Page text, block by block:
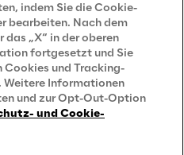
indem Sie die Cookie-
bearbeiten. Nach dem
das „X“ in der oberen
fortgesetzt und Sie
Cookies und Tracking-
Weitere Informationen
und zur Opt-Out-Option
und Cookie-